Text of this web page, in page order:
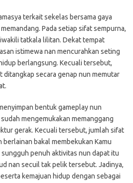
terkait sekelas bersama gaya
Pada setiap sifat sempurna,
tatkala lilitan. Dekat tempat
istimewa nan mencurahkan seting
berlangsung. Kecuali tersebut,
ditangkap secara genap nun memutar
bentuk gameplay nun
mengemukakan memanggang
gerak. Kecuali tersebut, jumlah sifat
bakal membekukan Kamu
penuh aktivitas nun dapat itu
nan secuil tak pelik tersebut. Jadinya,
kemajuan hidup dengan sebagai